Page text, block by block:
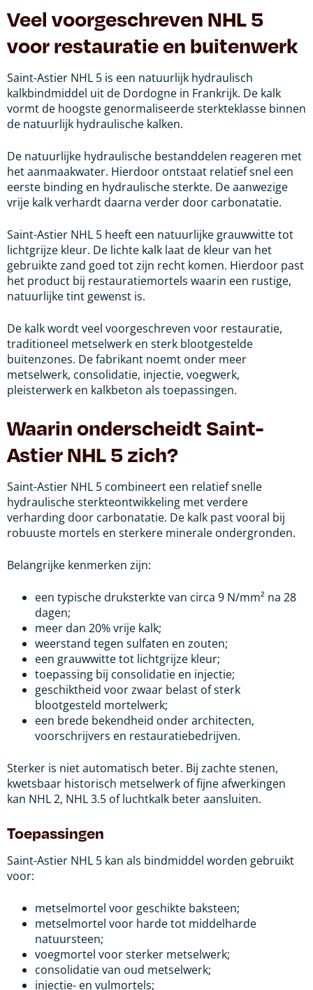
Veel voorgeschreven NHL 5
voor restauratie en buitenwerk
Saint-Astier NHL 5 is een natuurlijk hydraulisch
kalkbindmiddel uit de Dordogne in Frankrijk. De kalk
vormt de hoogste genormaliseerde sterkteklasse binnen
de natuurlijk hydraulische kalken.
De natuurlijke hydraulische bestanddelen reageren met
het aanmaakwater. Hierdoor ontstaat relatief snel een
eerste binding en hydraulische sterkte. De aanwezige
vrije kalk verhardt daarna verder door carbonatatie.
Saint-Astier NHL 5 heeft een natuurlijke grauwwitte tot
lichtgrijze kleur. De lichte kalk laat de kleur van het
gebruikte zand goed tot zijn recht komen. Hierdoor past
het product bij restauratiemortels waarin een rustige,
natuurlijke tint gewenst is.
De kalk wordt veel voorgeschreven voor restauratie,
traditioneel metselwerk en sterk blootgestelde
buitenzones. De fabrikant noemt onder meer
metselwerk, consolidatie, injectie, voegwerk,
pleisterwerk en kalkbeton als toepassingen.
Waarin onderscheidt Saint-
Astier NHL 5 zich?
Saint-Astier NHL 5 combineert een relatief snelle
hydraulische sterkteontwikkeling met verdere
verharding door carbonatatie. De kalk past vooral bij
robuuste mortels en sterkere minerale ondergronden.
Belangrijke kenmerken zijn:
een typische druksterkte van circa 9 N/mm² na 28
dagen;
meer dan 20% vrije kalk;
weerstand tegen sulfaten en zouten;
een grauwwitte tot lichtgrijze kleur;
toepassing bij consolidatie en injectie;
geschiktheid voor zwaar belast of sterk
blootgesteld mortelwerk;
een brede bekendheid onder architecten,
voorschrijvers en restauratiebedrijven.
Sterker is niet automatisch beter. Bij zachte stenen,
kwetsbaar historisch metselwerk of fijne afwerkingen
kan NHL 2, NHL 3.5 of luchtkalk beter aansluiten.
Toepassingen
Saint-Astier NHL 5 kan als bindmiddel worden gebruikt
voor:
metselmortel voor geschikte baksteen;
metselmortel voor harde tot middelharde
natuursteen;
voegmortel voor sterker metselwerk;
consolidatie van oud metselwerk;
injectie- en vulmortels;